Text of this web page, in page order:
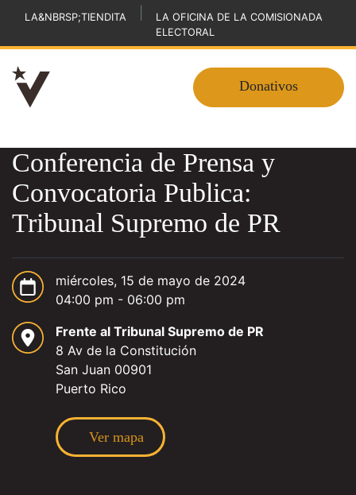
LA&NBRSP;TIENDITA
LA OFICINA DE LA COMISIONADA
ELECTORAL
Donativos
Conferencia de Prensa y
Convocatoria Publica:
Tribunal Supremo de PR
miércoles, 15 de mayo de 2024
04:00 pm - 06:00 pm
Frente al Tribunal Supremo de PR
8 Av de la Constitución
San Juan 00901
Puerto Rico
Ver mapa